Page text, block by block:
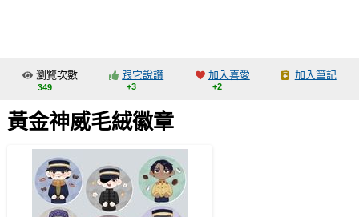
交流中心
攤位轉讓區
會員中心
註冊會員
瀏覽次數
349
跟它說讚
+3
加入喜愛
+2
加入筆記
黃金神威毛絨徽章